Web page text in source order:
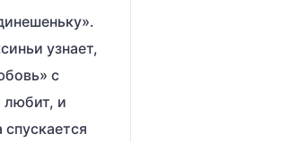
узнает,
с
любит, и